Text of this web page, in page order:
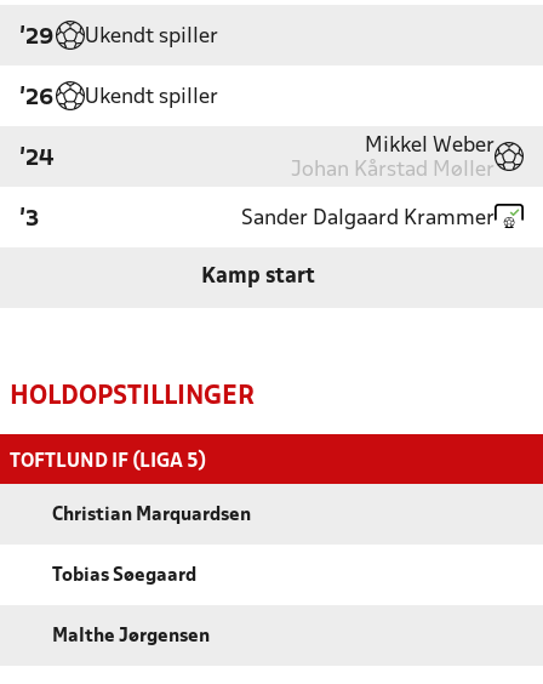
'29 Ukendt spiller
'26 Ukendt spiller
'24
Mikkel Weber
Johan Kårstad Møller
'3 Sander Dalgaard Krammer
Kamp start
HOLDOPSTILLINGER
TOFTLUND IF (LIGA 5)
Christian Marquardsen
Tobias Søegaard
Malthe Jørgensen